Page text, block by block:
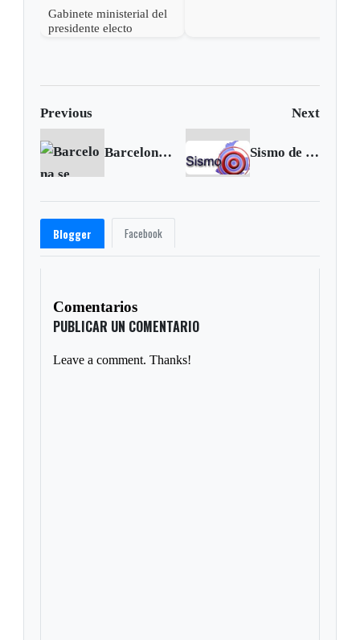
Gabinete ministerial del
presidente electo
Previous Next
Barcelona se impuso en Berlín y conquistó la Champions League Sismo de 4.1 grados sacudió a Murindó, Antioquia
Blogger Facebook
Comentarios
PUBLICAR UN COMENTARIO
Leave a comment. Thanks!